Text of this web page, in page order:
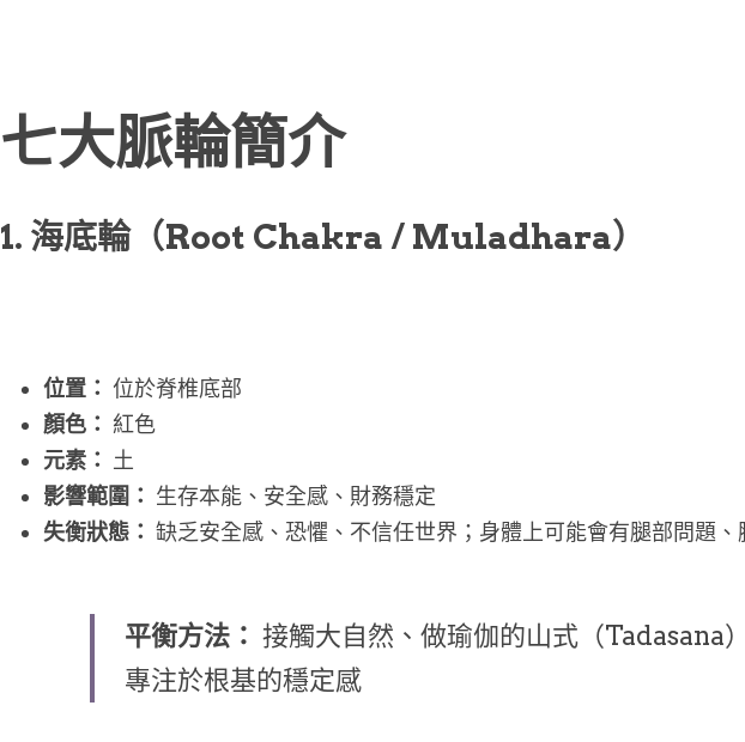
七大脈輪簡介
1. 海底輪（Root Chakra / Muladhara）
位置： 位於脊椎底部
顏色： 紅色
元素：
土
影響範圍： 生存本能、安全感、財務穩定
失衡狀態： 缺乏安全感、恐懼、不信任世界；身體上可能會有腿部問題
平衡方法： 接觸大自然、做瑜伽的山式（Tadasana
專注於根基的穩定感